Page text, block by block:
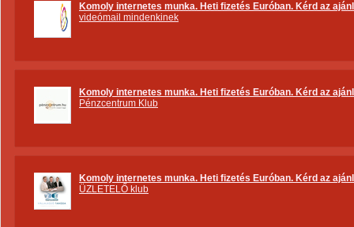
Komoly internetes munka. Heti fizetés Euróban. Kérd az
videómail mindenkinek
Komoly internetes munka. Heti fizetés Euróban. Kérd az
Pénzcentrum Klub
Komoly internetes munka. Heti fizetés Euróban. Kérd az
ÜZLETELŐ klub